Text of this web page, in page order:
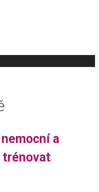
a
trénovat